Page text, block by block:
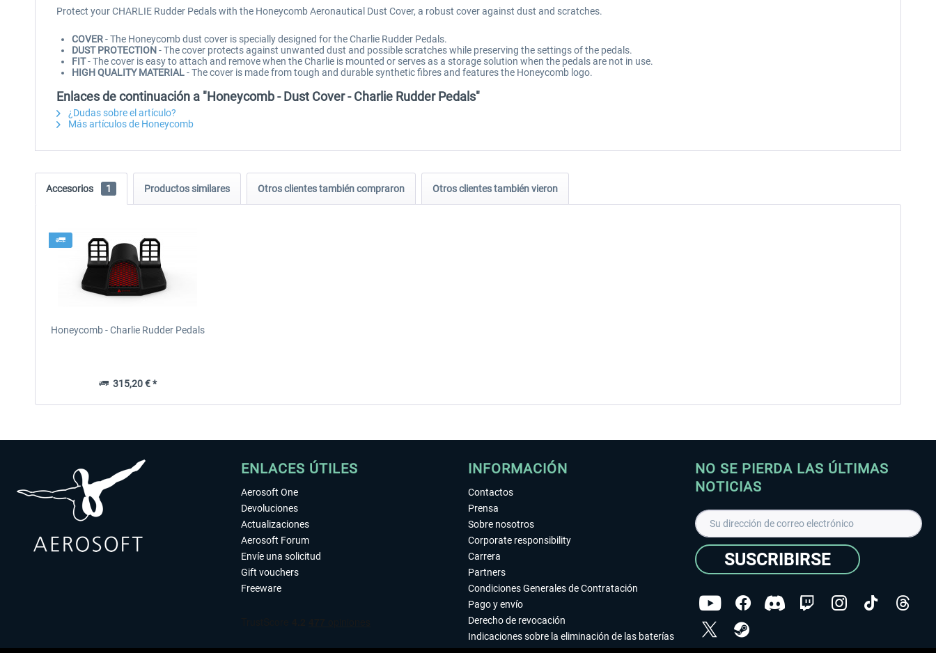
Protect your CHARLIE Rudder Pedals with the Honeycomb Aeronautical Dust Cover, a robust cover against dust and scratches.
COVER- The Honeycomb dust cover is specially designed for the Charlie Rudder Pedals.
DUST PROTECTION- The cover protects against unwanted dust and possible scratches while preserving the settings of the pedals.
FIT- The cover is easy to attach and remove when the Charlie is mounted or serves as a storage solution when the pedals are not in use.
HIGH QUALITY MATERIAL- The cover is made from tough and durable synthetic fibres and features the Honeycomb logo.
Enlaces de continuación a "Honeycomb - Dust Cover - Charlie Rudder Pedals"
¿Dudas sobre el artículo?
Más artículos de Honeycomb
Accesorios 1 Productos similares Otros clientes también compraron Otros clientes también vieron
Honeycomb - Charlie Rudder Pedals
315,20 € *
ENLACES ÚTILES
Aerosoft One
Devoluciones
Actualizaciones
Aerosoft Forum
Envíe una solicitud
Gift vouchers
Freeware
INFORMACIÓN
Contactos
Prensa
Sobre nosotros
Corporate responsibility
Carrera
Partners
Condiciones Generales de Contratación
Pago y envío
Derecho de revocación
Indicaciones sobre la eliminación de las baterías
NO SE PIERDA LAS ÚLTIMAS
NOTICIAS
SUSCRIBIRSE